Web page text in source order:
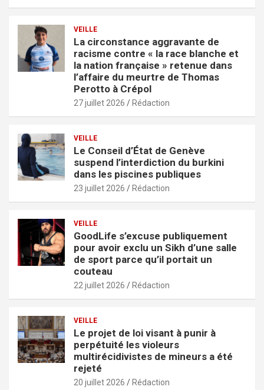
VEILLE
La circonstance aggravante de
racisme contre « la race blanche et
la nation française » retenue dans
l’affaire du meurtre de Thomas
Perotto à Crépol
27 juillet 2026 Rédaction
VEILLE
Le Conseil d’État de Genève
suspend l’interdiction du burkini
dans les piscines publiques
23 juillet 2026 Rédaction
VEILLE
GoodLife s’excuse publiquement
pour avoir exclu un Sikh d’une salle
de sport parce qu’il portait un
couteau
22 juillet 2026 Rédaction
VEILLE
Le projet de loi visant à punir à
perpétuité les violeurs
multirécidivistes de mineurs a été
rejeté
20 juillet 2026 Rédaction